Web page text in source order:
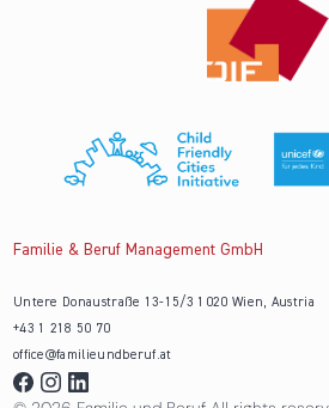
Familie & Beruf Management GmbH
Untere Donaustraße 13-15/3 1020 Wien, Austria
+43 1 218 50 70
office@familieundberuf.at